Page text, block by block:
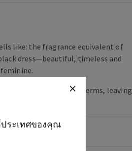
like: the fragrance equivalent of
dress—beautiful, timeless and
washes away dirt and germs, leaving
ระเทศของคุณ